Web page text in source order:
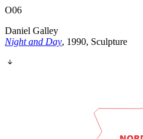
O06
Daniel Galley
Night and Day, 1990, Sculpture